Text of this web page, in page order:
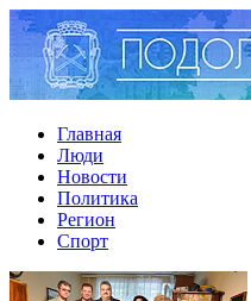
Главная
Люди
Новости
Политика
Регион
Спорт